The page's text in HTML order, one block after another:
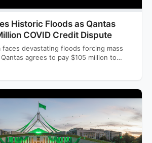
Historic Floods as Qantas
COVID Credit Dispute
faces devastating floods forcing mass
agrees to pay $105 million to